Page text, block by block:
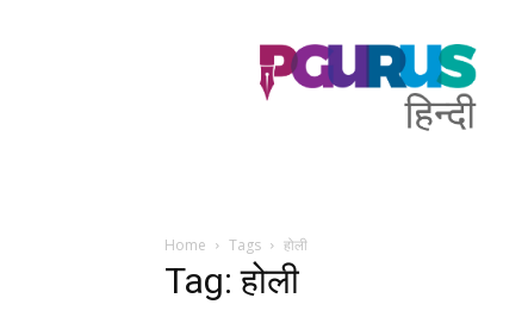
PGurus
Hindi
Home Tags होली
Tag: होली